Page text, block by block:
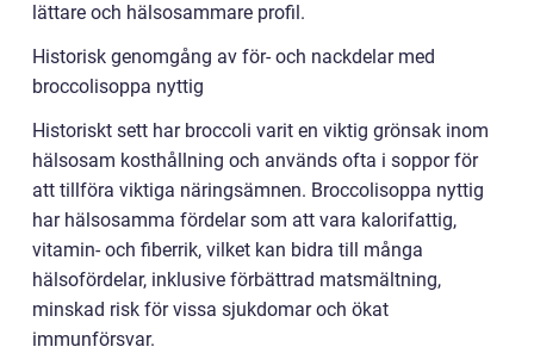
lättare och hälsosammare profil.
Historisk genomgång av för- och nackdelar med
broccolisoppa nyttig
Historiskt sett har broccoli varit en viktig grönsak inom
hälsosam kosthållning och används ofta i soppor för
att tillföra viktiga näringsämnen. Broccolisoppa nyttig
har hälsosamma fördelar som att vara kalorifattig,
vitamin- och fiberrik, vilket kan bidra till många
hälsofördelar, inklusive förbättrad matsmältning,
minskad risk för vissa sjukdomar och ökat
immunförsvar.